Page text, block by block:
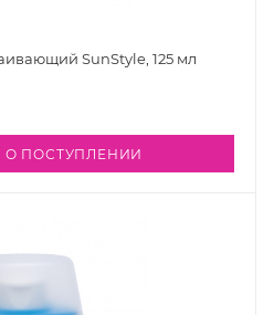
SunStyle, 125 мл
ПОСТУПЛЕНИИ